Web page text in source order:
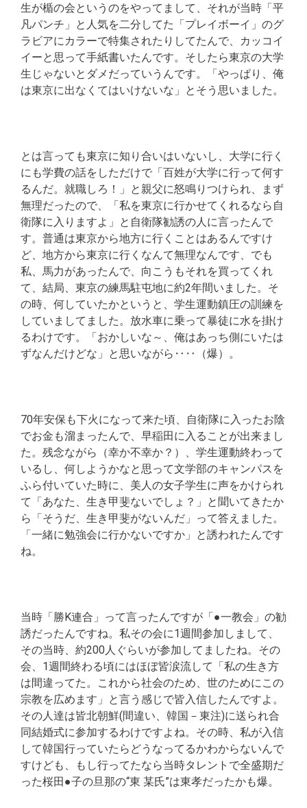
生が楯の会というのをやってまして、それが当時「平
凡パンチ」と人気を二分してた「プレイボーイ」のグ
ラビアにカラーで特集されたりしてたんで、カッコイ
イーと思って手紙書いたんです。そしたら東京の大学
生じゃないとダメだっていうんです。「やっぱり、俺
は東京に出なくてはいけないな」とそう思いました。
とは言っても東京に知り合いはいないし、大学に行く
にも学費の話をしただけで「百姓が大学に行って何す
るんだ。就職しろ！」と親父に怒鳴りつけられ、まず
無理だったので、「私を東京に行かせてくれるなら自
衛隊に入りますよ」と自衛隊勧誘の人に言ったんで
す。普通は東京から地方に行くことはあるんですけ
ど、地方から東京に行くなんて無理なんです、でも
私、馬力があったんで、向こうもそれを買ってくれ
て、結局、東京の練馬駐屯地に約2年間いました。そ
の時、何していたかというと、学生運動鎮圧の訓練を
していましてました。放水車に乗って暴徒に水を掛け
るわけです。「おかしいな～、俺はあっち側にいたは
ずなんだけどな」と思いながら‥‥（爆）。
70年安保も下火になって来た頃、自衛隊に入ったお陰
でお金も溜まったんで、早稲田に入ることが出来まし
た。残念ながら（幸か不幸か？）、学生運動終わって
いるし、何しようかなと思って文学部のキャンパスを
ふら付いていた時に、美人の女子学生に声をかけられ
て「あなた、生き甲斐ないでしょ？」と聞いてきたか
ら「そうだ、生き甲斐がないんだ」って答えました。
「一緒に勉強会に行かないですか」と誘われたんです
ね。
当時「勝K連合」って言ったんですが「●一教会」の勧
誘だったんですね。私その会に1週間参加しまして、
その当時、約200人ぐらいが参加してましたね。その
会、1週間終わる頃にはほぼ皆涙流して「私の生き方
は間違ってた。これから社会のため、世のためにこの
宗教を広めます」と言う感じで皆入信したんですよ。
その人達は皆北朝鮮(間違い、韓国－東注)に送られ合
同結婚式に参加するわけですよね。その時、私が入信
して韓国行っていたらどうなってるかわからないんで
すけども、もし行ってたなら当時タレントで全盛期だ
った桜田●子の旦那の“東 某氏”は東孝だったかも爆。